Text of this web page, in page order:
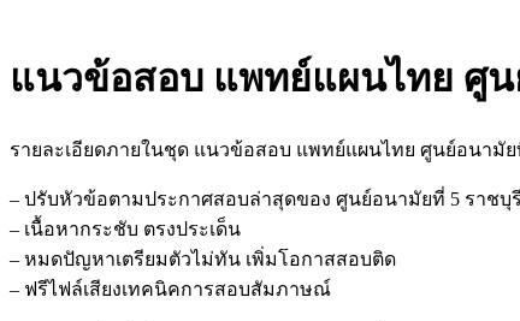
แนวข้อสอบ แพทย์แผนไทย ศู
รายละเอียดภายในชุด แนวข้อสอบ แพทย์แผนไทย ศูนย์อนามั
– ปรับหัวข้อตามประกาศสอบล่าสุดของ ศูนย์อนามัยที่ 5 ราชบุรี
– เนื้อหากระชับ ตรงประเด็น
– หมดปัญหาเตรียมตัวไม่ทัน เพิ่มโอกาสสอบติด
– ฟรีไฟล์เสียงเทคนิคการสอบสัมภาษณ์